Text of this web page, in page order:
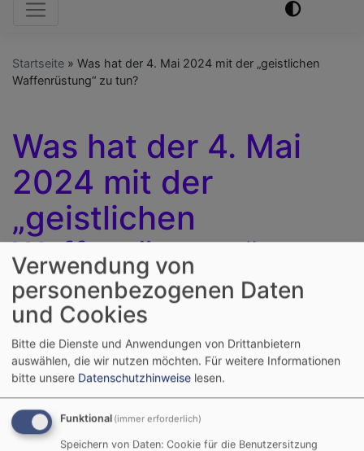
Hauptnavigation
Startseite
Was hat der 4. Mai 2024 mit der „geistlichen
Waffenrüstung“ zu tun?
Was hat der 4. Mai
2024 mit der
„geistlichen
Waffenrüstung“ zu
tun?
Ganz einfach: Der 4. Mai
ist der Florianstag und
der ist der Schutzpatron
Feuerwehr braucht eine
„Rüstung“ gegen Flammen
Verwendung von
personenbezogenen Daten
und Cookies
Bitte die Dienste und Anwendungen von Drittanbietern
auswählen, die wir nutzen möchten. Für weitere Informationen
bitte unsere Datenschutzhinweise lesen.
Funktional (immer erforderlich)
Speichern von Daten: Cookie für die Benutzersitzung